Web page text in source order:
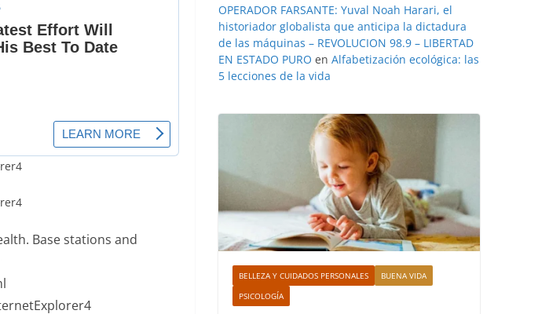
Base stations and
OPERADOR FARSANTE: Yuval Noah Harari, el
historiador globalista que anticipa la dictadura
de las máquinas – REVOLUCION 98.9 – LIBERTAD
EN ESTADO PURO en Alfabetización ecológica: las
5 lecciones de la vida
BELLEZA Y CUIDADOS PERSONALES
BUENA VIDA
PSICOLOGÍA